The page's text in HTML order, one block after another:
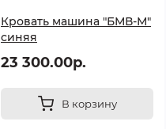
Кровать машина "БМВ-М"
синяя
23 300.00р.
В корзину